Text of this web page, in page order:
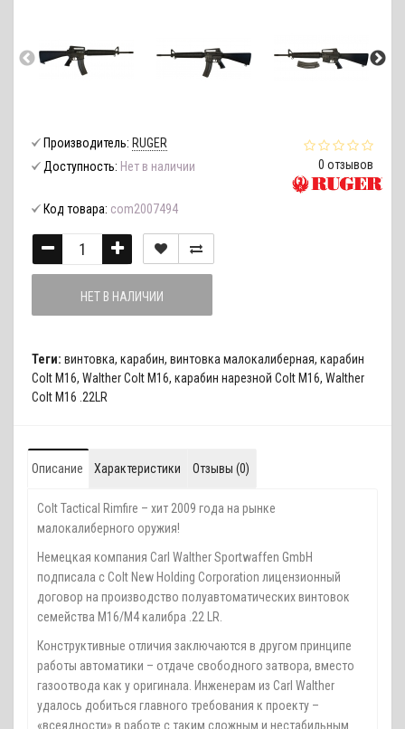
0 отзывов
Производитель: RUGER
Доступность: Нет в наличии
Код товара: com2007494
НЕТ В НАЛИЧИИ
Теги: винтовка, карабин, винтовка малокалиберная, карабин
Colt М16, Walther Colt М16, карабин нарезной Colt М16, Walther
Colt М16 .22LR
Описание Характеристики Отзывы (0)
Colt Tactical Rimfire – хит 2009 года на рынке
малокалиберного оружия!
Немецкая компания Carl Walther Sportwaffen GmbH
подписала с Colt New Holding Corporation лицензионный
договор на производство полуавтоматических винтовок
семейства М16/М4 калибра .22 LR.
Конструктивные отличия заключаются в другом принципе
работы автоматики – отдаче свободного затвора, вместо
газоотвода как у оригинала. Инженерам из Carl Walther
удалось добиться главного требования к проекту –
«всеядности» в работе с таким сложным и нестабильным